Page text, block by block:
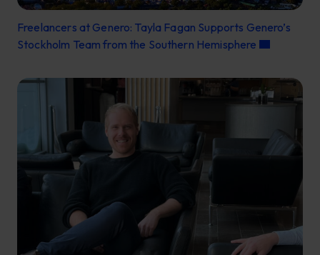
Freelancers at Genero: Tayla Fagan Supports Genero’s
Stockholm Team from the Southern Hemisphere